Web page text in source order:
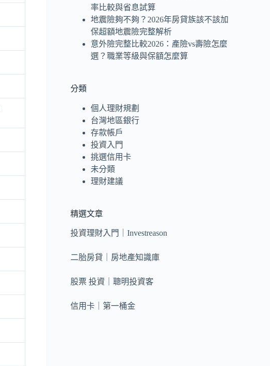
率比較與省息試算
地震險夠不夠？2026年房貸族該不該加
保超額地震險完整解析
意外險完整比較2026：產險vs壽險怎麼
選？職業等級與保額怎麼算
分類
個人理財規劃
台灣地區銀行
存款帳戶
投資入門
挑選信用卡
未分類
理財建議
精選文章
投資理財入門｜Investreason
二胎房貸｜房地產知識庫
股票 投資｜聰明投資客
信用卡｜第一桶金